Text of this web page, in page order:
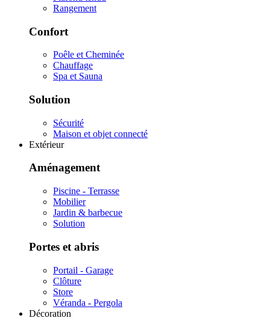
Rangement
Confort
Poêle et Cheminée
Chauffage
Spa et Sauna
Solution
Sécurité
Maison et objet connecté
Extérieur
Aménagement
Piscine - Terrasse
Mobilier
Jardin & barbecue
Solution
Portes et abris
Portail - Garage
Clôture
Store
Véranda - Pergola
Décoration